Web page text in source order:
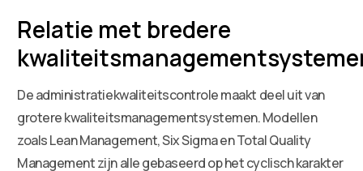
Relatie met bredere
De administratiekwaliteitscontrole maakt deel uit van
grotere kwaliteitsmanagementsystemen. Modellen
zoals Lean Management, Six Sigma en Total Quality
Management zijn alle gebaseerd op het cyclisch karakter